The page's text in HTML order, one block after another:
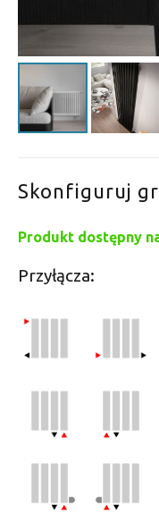
Skonfiguruj
Produkt dostępny
Przyłącza: